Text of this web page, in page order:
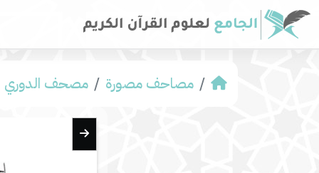
مصاحف مصورة مصحف الدوري